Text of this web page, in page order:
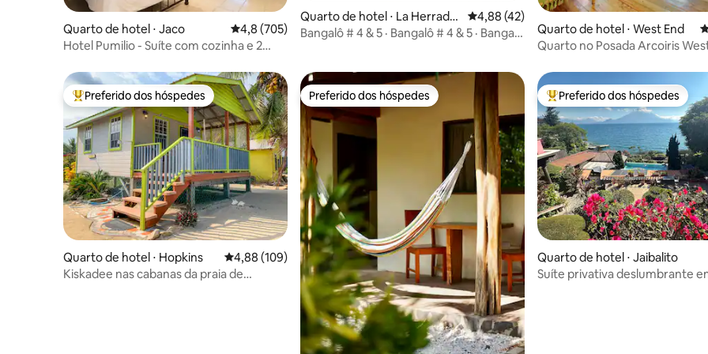
Quarto de hotel ⋅ Jaco 4,8 de uma avaliação média de 5, 705 avaliações
4,8 (705)
Hotel Pumilio - Suíte com cozinha e 2
Quarto de hotel ⋅ La Herradur
a
4,88 de uma avaliação média de 5, 42
4,88 (42)
Bangalô # 4 & 5 · Bangalô # 4 & 5 · Bangalô
Quarto de hotel ⋅ West End
Quarto no Posada Arcoiris
Entre os melhores preferidos dos hóspedes
Preferido dos hóspedes
Quarto de hotel ⋅ Hopkins 4,88 de uma avaliação média de 5, 109 avaliações
4,88 (109)
Kiskadee nas cabanas da praia de
Preferido dos hóspedes
Preferido dos hóspedes Entre os melhores preferidos
Preferido dos hóspedes
Quarto de hotel ⋅ Jaibalito
Suíte privativa deslumbrante